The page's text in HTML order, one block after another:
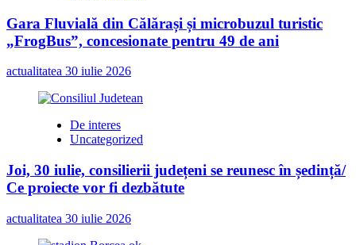
Gara Fluvială din Călărași și microbuzul turistic
„FrogBus”, concesionate pentru 49 de ani
actualitatea 30 iulie 2026
De interes
Uncategorized
Joi, 30 iulie, consilierii județeni se reunesc în ședință/
Ce proiecte vor fi dezbătute
actualitatea 30 iulie 2026